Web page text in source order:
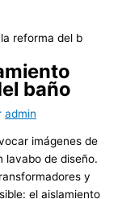
baño
admin
imágenes de
lavabo de diseño.
y
el aislamiento